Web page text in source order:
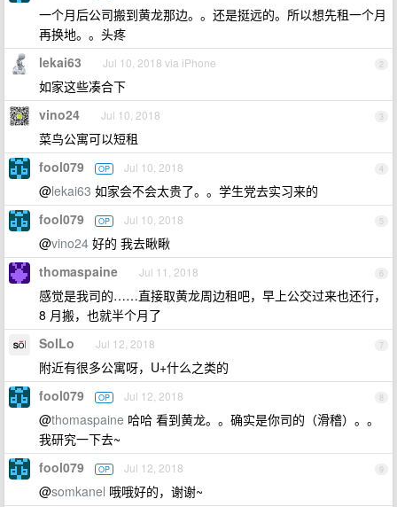
一个月后公司搬到黄龙那边。。还是挺远的。所以想先租一个月
再换地。。头疼
2
lekai63 Jul 10, 2018 via iPhone
如家这些凑合下
3
vino24 Jul 10, 2018
菜鸟公寓可以短租
4
fool079 OP Jul 10, 2018
@lekai63 如家会不会太贵了。。学生党去实习来的
5
fool079 OP Jul 10, 2018
@vino24 好的 我去瞅瞅
6
thomaspaine Jul 11, 2018
感觉是我司的……直接取黄龙周边租吧，早上公交过来也还行，
8 月搬，也就半个月了
7
SolLo Jul 12, 2018
附近有很多公寓呀，U+什么之类的
8
fool079 OP Jul 12, 2018
@thomaspaine 哈哈 看到黄龙。。确实是你司的（滑稽）。。
我研究一下去~
9
fool079 OP Jul 12, 2018
@somkanel 哦哦好的，谢谢~